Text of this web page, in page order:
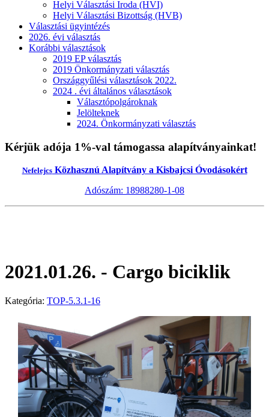
Helyi Választási Iroda (HVI)
Helyi Választási Bizottság (HVB)
Választási ügyintézés
2026. évi választás
Korábbi választások
2019 EP választás
2019 Önkormányzati választás
Országgyűlési választások 2022.
2024 . évi általános választások
Választópolgároknak
Jelölteknek
2024. Önkormányzati választás
Kérjük adója 1%-val támogassa alapítványainkat!
NefelejcsKözhasznú Alapítvány a Kisbajcsi Óvodásokért
Adószám: 18988280-1-08
2021.01.26. - Cargo biciklik
Kategória: TOP-5.3.1-16